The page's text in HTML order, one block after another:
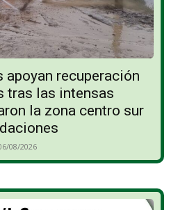
apoyan recuperación
tras las intensas
la zona centro sur
08/2026